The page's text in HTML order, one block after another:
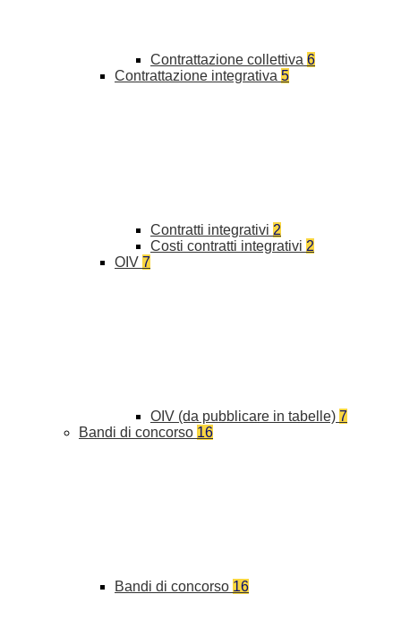
Contrattazione collettiva 6
Contrattazione integrativa 5
Contratti integrativi 2
Costi contratti integrativi 2
OIV 7
OIV (da pubblicare in tabelle) 7
Bandi di concorso 16
Bandi di concorso 16